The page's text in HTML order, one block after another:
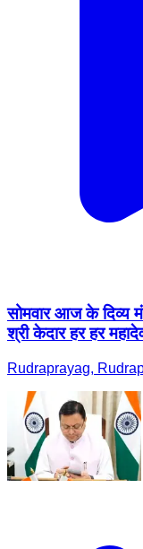
सोमवार आज के दिव्य
श्री केदार हर हर
Rudraprayag,